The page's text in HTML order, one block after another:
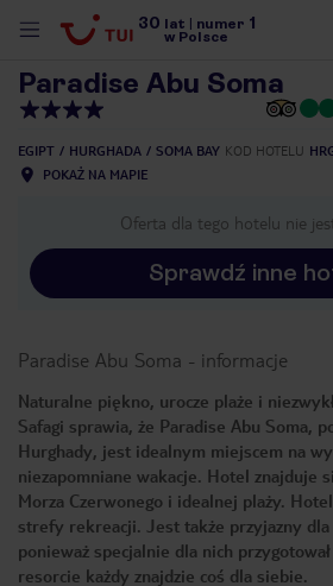
30 lat numer 1
w Polsce
Paradise Abu Soma
EGIPT HURGHADA SOMA BAY KOD HOTELU
POKAŻ NA MAPIE
Oferta dla tego hotelu nie
Sprawdź inne
Paradise Abu Soma - informacje
Naturalne piękno, urocze plaże i
Safagi sprawia, że Paradise Abu Soma,
Hurghady, jest idealnym miejscem na
niezapomniane wakacje. Hotel znajduje
Morza Czerwonego i idealnej plaży.
strefy rekreacji. Jest także przyjazny dla
ponieważ specjalnie dla nich
resorcie każdy znajdzie coś dla siebie.